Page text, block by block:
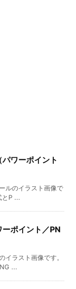
ワーポイント
ルのイラスト画像で
とP ...
ポイント／PN
イラスト画像です。
...